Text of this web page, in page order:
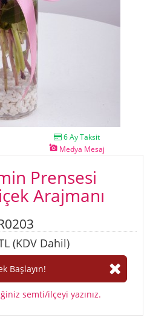
6 Ay Taksit
add_a_photoMedya Mesaj
Prensesi
Arajmanı
(KDV Dahil)
semti/ilçeyi yazınız.